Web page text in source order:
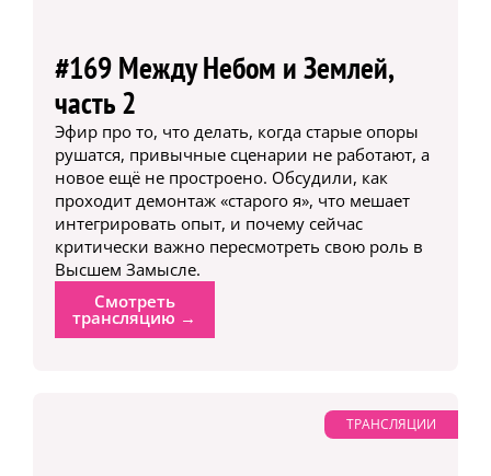
#169 Между Небом и Землей,
часть 2
Эфир про то, что делать, когда старые опоры
рушатся, привычные сценарии не работают, а
новое ещё не простроено. Обсудили, как
проходит демонтаж «старого я», что мешает
интегрировать опыт, и почему сейчас
критически важно пересмотреть свою роль в
Высшем Замысле.
Смотреть
трансляцию →
ТРАНСЛЯЦИИ